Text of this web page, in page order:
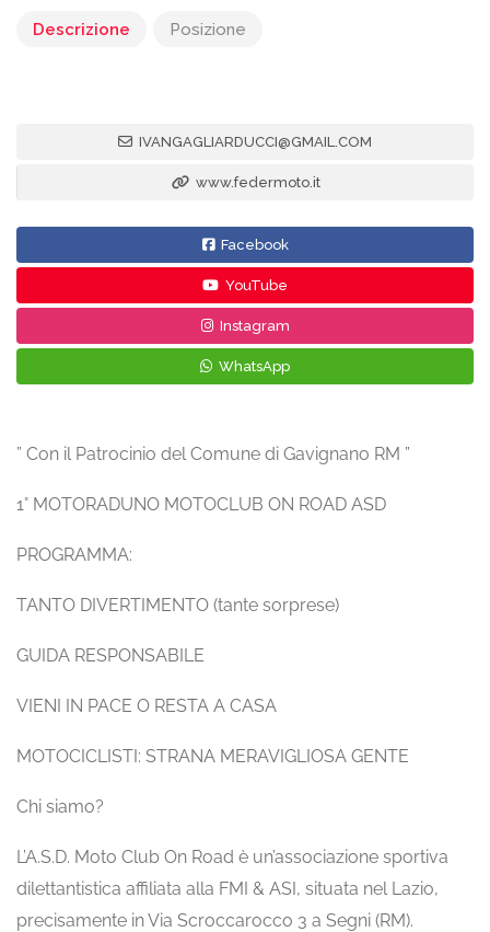
Descrizione Posizione
IVANGAGLIARDUCCI@GMAIL.COM
www.federmoto.it
Facebook
YouTube
Instagram
WhatsApp
” Con il Patrocinio del Comune di Gavignano RM ”
1° MOTORADUNO MOTOCLUB ON ROAD ASD
PROGRAMMA:
TANTO DIVERTIMENTO (tante sorprese)
GUIDA RESPONSABILE
VIENI IN PACE O RESTA A CASA
MOTOCICLISTI: STRANA MERAVIGLIOSA GENTE
Chi siamo?
L’A.S.D. Moto Club On Road è un’associazione sportiva
dilettantistica affiliata alla FMI & ASI, situata nel Lazio,
precisamente in Via Scroccarocco 3 a Segni (RM).